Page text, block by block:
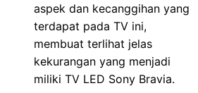
aspek dan kecanggihan yang
terdapat pada TV ini,
membuat terlihat jelas
kekurangan yang menjadi
miliki TV LED Sony Bravia.